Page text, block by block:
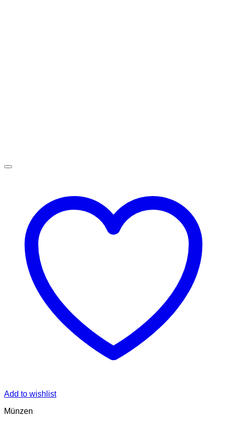
Add to wishlist
Münzen